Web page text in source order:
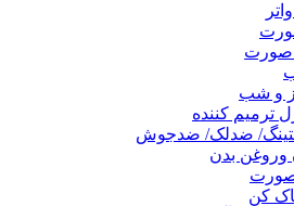
صورت
و شب
ترمیم کننده
ضدلک/ ضدجوش
وروغن بدن
کن